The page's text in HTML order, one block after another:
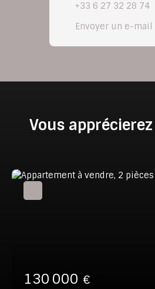
+33 6 27 32 28 74
Envoyer un e-mail
Vous apprécierez
130 000 €